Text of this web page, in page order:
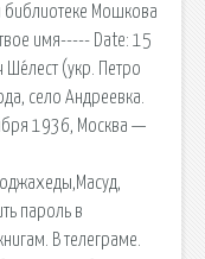
библиотеке Мошкова
имя----- Date: 15
(укр. Петро
село Андреевка.
1936, Москва —
пароль в
В телеграме.